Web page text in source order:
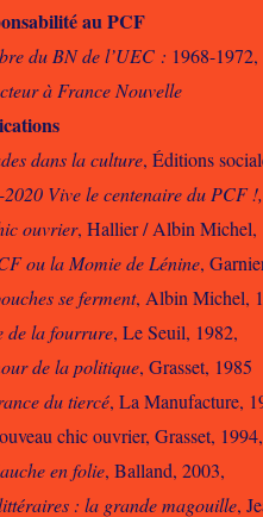
au PCF
du BN de l’UEC : 1968-1972,
à France Nouvelle
dans la culture, Éditions
2020 Vive le centenaire du PCF !,
ouvrier, Hallier / Albin Michel,
ou la Momie de Lénine,
se ferment, Albin Michel,
de la fourrure, Le Seuil, 1982,
de la politique, Grasset, 1985
du tiercé, La Manufacture,
chic ouvrier, Grasset, 1994,
en folie, Balland, 2003,
: la grande magouille,